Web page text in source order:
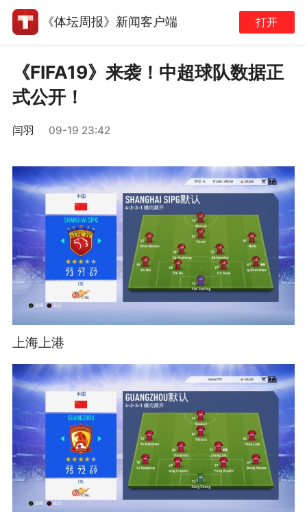
《体坛周报》新闻客户端 打开
《FIFA19》来袭！中超球队数据正
式公开！
闫羽 09-19 23:42
上海上港